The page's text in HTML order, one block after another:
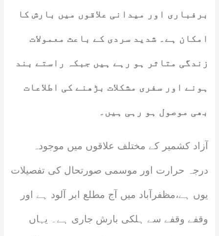
برفباری اور میدانی علاقوں میں بارش کا
امکان ہے۔ شدید سردی کے باعث معمولات
زندگی متاثر ہو رہے ہیں جبکہ راستے بند
ہونے اور سفری مشکلات بڑھنے کی اطلاعات
بھی موصول ہو رہی ہیں۔
آزاد کشمیر کے مختلف علاقوں میں موجودہ
درجہ حرارت اور موسمی صورتحال کی تفصیلات
یوں ہے،مظفرآباد میں آج مطلع ابر آلود ہے اور
وقفے وقفے سے ہلکی بارش جاری ہے۔ یہاں